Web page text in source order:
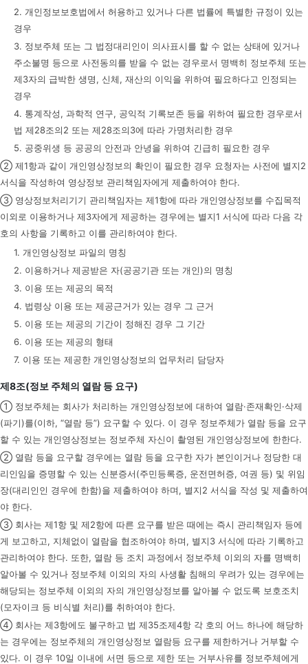
2. 개인정보보호법에서 허용하고 있거나 다른 법률에 특별한 규정이 있는
경우
3. 정보주체 또는 그 법정대리인이 의사표시를 할 수 없는 상태에 있거나
주소불명 등으로 사전동의를 받을 수 없는 경우로서 명백히 정보주체 또는
제3자의 급박한 생명, 신체, 재산의 이익을 위하여 필요하다고 인정되는
경우
4. 통계작성, 과학적 연구, 공익적 기록보존 등을 위하여 필요한 경우로서
법 제28조의2 또는 제28조의3에 따라 가명처리한 경우
5. 공중위생 등 공공의 안전과 안녕을 위하여 긴급히 필요한 경우
② 제1항과 같이 개인영상정보의 확인이 필요한 경우 요청자는 사전에 별지2
서식을 작성하여 영상정보 관리책임자에게 제출하여야 한다.
③ 영상정보처리기기 관리책임자는 제1항에 따라 개인영상정보를 수집목적
이외로 이용하거나 제3자에게 제공하는 경우에는 별지1 서식에 따라 다음 각
호의 사항을 기록하고 이를 관리하여야 한다.
1. 개인영상정보 파일의 명칭
2. 이용하거나 제공받은 자(공공기관 또는 개인)의 명칭
3. 이용 또는 제공의 목적
4. 법령상 이용 또는 제공근거가 있는 경우 그 근거
5. 이용 또는 제공의 기간이 정해진 경우 그 기간
6. 이용 또는 제공의 형태
7. 이용 또는 제공한 개인영상정보의 업무처리 담당자
제8조(정보 주체의 열람 등 요구)
① 정보주체는 회사가 처리하는 개인영상정보에 대하여 열람·존재확인·삭제
(파기)를(이하, “열람 등”) 요구할 수 있다. 이 경우 정보주체가 열람 등을 요구
할 수 있는 개인영상정보는 정보주체 자신이 촬영된 개인영상정보에 한한다.
② 열람 등을 요구할 경우에는 열람 등을 요구한 자가 본인이거나 정당한 대
리인임을 증명할 수 있는 신분증서(주민등록증, 운전면허증, 여권 등) 및 위임
장(대리인인 경우에 한함)을 제출하여야 하며, 별지2 서식을 작성 및 제출하여
야 한다.
③ 회사는 제1항 및 제2항에 따른 요구를 받은 때에는 즉시 관리책임자 등에
게 보고하고, 지체없이 열람을 협조하여야 하며, 별지3 서식에 따라 기록하고
관리하여야 한다. 또한, 열람 등 조치 과정에서 정보주체 이외의 자를 명백히
알아볼 수 있거나 정보주체 이외의 자의 사생활 침해의 우려가 있는 경우에는
해당되는 정보주체 이외의 자의 개인영상정보를 알아볼 수 없도록 보호조치
(모자이크 등 비식별 처리)를 취하여야 한다.
④ 회사는 제3항에도 불구하고 법 제35조제4항 각 호의 어느 하나에 해당하
는 경우에는 정보주체의 개인영상정보 열람등 요구를 제한하거나 거부할 수
있다. 이 경우 10일 이내에 서면 등으로 제한 또는 거부사유를 정보주체에게